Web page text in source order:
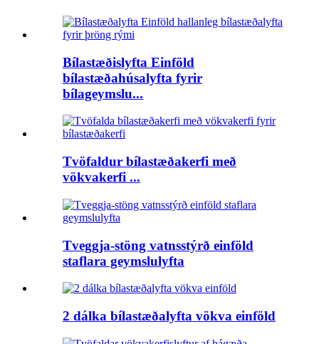
Bílastæðislyfta Einföld
bílastæðahúsalyfta fyrir
bílageymslu...
Tvöfaldur bílastæðakerfi með
vökvakerfi ...
Tveggja-stöng vatnsstýrð einföld
staflara geymslulyfta
2 dálka bílastæðalyfta vökva einföld